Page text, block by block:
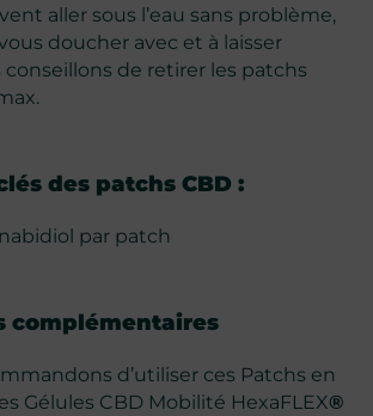
aller sous l’eau sans problème,
doucher avec et à laisser
de retirer les patchs
des patchs CBD :
par patch
complémentaires
d’utiliser ces Patchs en
Gélules CBD Mobilité HexaFLEX®